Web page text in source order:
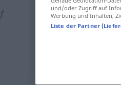
f
und/oder Zugriff auf
Werbung und Inhalten,
Liste der Partner